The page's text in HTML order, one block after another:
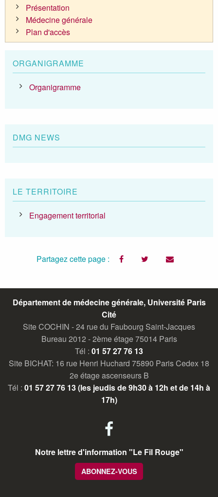
Présentation
Médecine générale
Plan d'accès
ORGANIGRAMME
Organigramme
DMG NEWS
LE TERRITOIRE
Engagement territorial
Partagez cette page : facebook twitter
Département de médecine générale, Université Paris
Cité
Site COCHIN - 24 rue du Faubourg Saint-Jacques
Bureau 2012 - 2ème étage 75014 Paris
Tél : 01 57 27 76 13
Site BICHAT: 16 rue Henri Huchard 75890 Paris Cedex 18
2e étage ascenseurs B
Tél : 01 57 27 76 13 (les jeudis de 9h30 à 12h et de 14h à
17h)
Notre lettre d'information "Le Fil Rouge"
ABONNEZ-VOUS